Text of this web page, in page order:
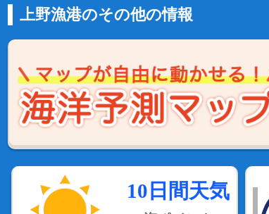
上野漁港のその他の情報
10日間天気